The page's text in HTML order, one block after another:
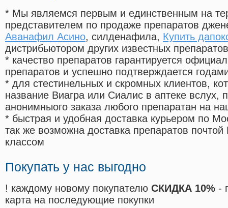
* Мы являемся первым и единственным на
представителем по продаже препаратов
Аванафил Асино, силденафила, Купить
дистрибьютором других известных препаратов
* качество препаратов гарантируется
препаратов и успешно подтверждается
* для стестинельных и скромных клиентов,
название Виагра или Сиалис в аптеке вслух,
анонимныого заказа любого препаратан на
* быстрая и удобная доставка курьером по
так же возможна доставка препаратов
классом
Покупать у нас выгодно
! каждому новому покупателю СКИДКА 10% -
карта на последующие покупки